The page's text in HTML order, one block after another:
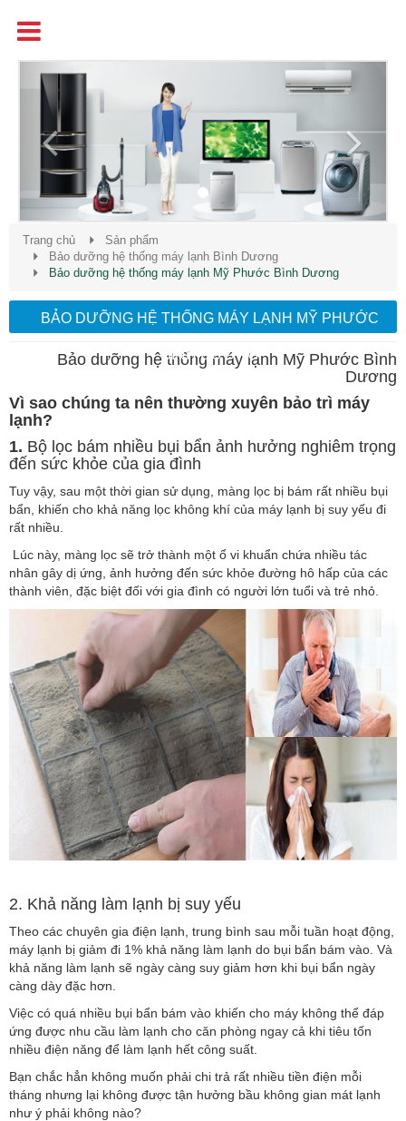
Previous
Trang chủ
Sản phẩm
Bảo dưỡng hệ thống máy lạnh Bình Dương
Bảo dưỡng hệ thống máy lạnh Mỹ Phước Bình Dương
BẢO DƯỠNG HỆ THỐNG MÁY LẠNH MỸ PHƯỚC
BÌNH DƯƠNG
Bảo dưỡng hệ thống máy lạnh Mỹ Phước Bình
Dương
Vì sao chúng ta nên thường xuyên bảo trì máy
lạnh?
1. Bộ lọc bám nhiều bụi bẩn ảnh hưởng nghiêm trọng
đến sức khỏe của gia đình
Tuy vậy, sau một thời gian sử dụng, màng lọc bị bám rất nhiều bụi
bẩn, khiến cho khả năng lọc không khí của máy lạnh bị suy yếu đi
rất nhiều.
Lúc này, màng lọc sẽ trở thành một ổ vi khuẩn chứa nhiều tác
nhân gây dị ứng, ảnh hưởng đến sức khỏe đường hô hấp của các
thành viên, đặc biệt đối với gia đình có người lớn tuổi và trẻ nhỏ.
2. Khả năng làm lạnh bị suy yếu
Theo các chuyên gia điện lạnh, trung bình sau mỗi tuần hoạt động,
máy lạnh bị giảm đi 1% khả năng làm lạnh do bụi bẩn bám vào. Và
khả năng làm lạnh sẽ ngày càng suy giảm hơn khi bụi bẩn ngày
càng dày đặc hơn.
Việc có quá nhiều bụi bẩn bám vào khiến cho máy không thể đáp
ứng được nhu cầu làm lạnh cho căn phòng ngay cả khi tiêu tốn
nhiều điện năng để làm lạnh hết công suất.
Bạn chắc hẳn không muốn phải chi trả rất nhiều tiền điện mỗi
tháng nhưng lại không được tận hưởng bầu không gian mát lạnh
như ý phải không nào?